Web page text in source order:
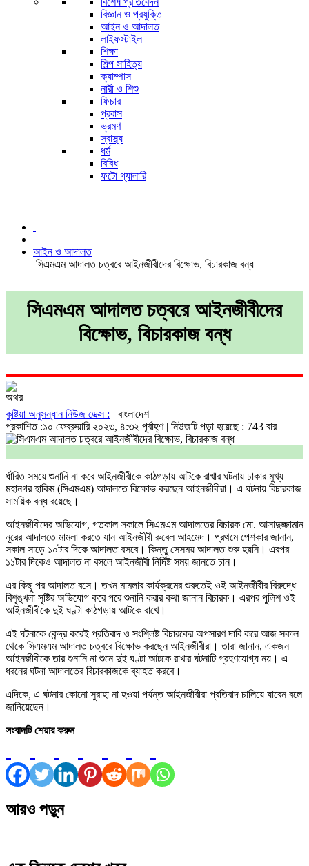
বিজ্ঞান ও প্রযুক্তি
আইন ও আদালত
লাইফস্টাইল
শিক্ষা
শিল্প সাহিত্য
ক্যাম্পাস
নারী ও শিশু
ফিচার
প্রবাস
ভ্রমণ
স্বাস্থ্য
ধর্ম
বিবিধ
ফটো গ্যালারি
আইন ও আদালত
সিএমএম আদালত চত্বরে আইনজীবীদের বিক্ষোভ, বিচারকাজ বন্ধ
সিএমএম আদালত চত্বরে আইনজীবীদের
বিক্ষোভ, বিচারকাজ বন্ধ
কুষ্টিয়া অনুসন্ধান নিউজ ডেক্স :
বাংলাদেশ
প্রকাশিত :১০ ফেব্রুয়ারি ২০২৩, ৪:৩২ পূর্বাহ্ণ | নিউজটি পড়া হয়েছে : 743 বার
র্ধারিত সময়ে শুনানি না করে আইনজীবীকে কাঠগড়ায় আটকে রাখার ঘটনায় ঢাকার মুখ্য
মহানগর হাকিম (সিএমএম) আদালতে বিক্ষোভ করছেন আইনজীবীরা। এ ঘটনায় বিচারকাজ
সাময়িক বন্ধ রয়েছে।
আইনজীবীদের অভিযোগ, গতকাল সকালে সিএমএম আদালতের বিচারক মো. আসাদুজ্জামান
নূরের আদালতে মামলা করতে যান আইনজীবী রুবেল আহমেদ। প্রথমে পেশকার জানান,
সকাল সাড়ে ১০টার দিকে আদালত বসবে। কিন্তু সেসময় আদালত শুরু হয়নি। এরপর
১১টার দিকেও আদালত না বসলে আইনজীবী নির্দিষ্ট সময় জানতে চান।
এর কিছু পর আদালত বসে। তখন মামলার কার্যক্রমের শুরুতেই ওই আইনজীবীর বিরুদ্ধে
বিশৃঙ্খলা সৃষ্টির অভিযোগ করে পরে শুনানি করার কথা জানান বিচারক। এরপর পুলিশ ওই
আইনজীবীকে দুই ঘণ্টা কাঠগড়ায় আটকে রাখে।
এই ঘটনাকে কেন্দ্র করেই প্রতিবাদ ও সংশ্লিষ্ট বিচারকের অপসারণ দাবি করে আজ সকাল
থেকে সিএমএম আদালত চত্বরে বিক্ষোভ করছেন আইনজীবীরা। তারা জানান, একজন
আইনজীবীকে তার শুনানি না শুনে দুই ঘণ্টা আটকে রাখার ঘটনাটি গ্রহণযোগ্য নয়। এ
ধরনের ঘটনা আদালতের বিচারকাজকে ব্যাহত করবে।
এদিকে, এ ঘটনার কোনো সুরাহা না হওয়া পর্যন্ত আইনজীবীরা প্রতিবাদ চালিয়ে যাবেন বলে
জানিয়েছেন।
সংবাদটি শেয়ার করুন
আরও পড়ুন